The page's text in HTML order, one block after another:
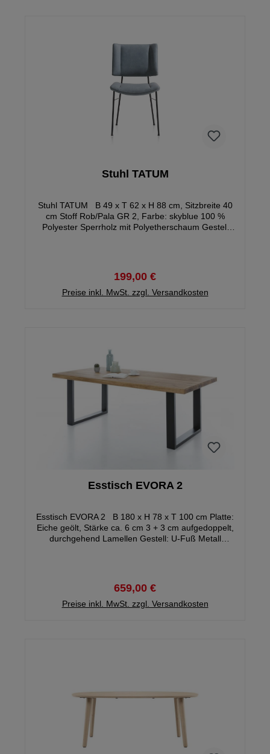
Stuhl TATUM
Stuhl TATUM B 49 x T 62 x H 88 cm, Sitzbreite 40
cm Stoff Rob/Pala GR 2, Farbe: skyblue 100 %
Polyester Sperrholz mit Polyetherschaum Gestell
199,00 €
Preise inkl. MwSt. zzgl. Versandkosten
Esstisch EVORA 2
Esstisch EVORA 2 B 180 x H 78 x T 100 cm Platte:
Eiche geölt, Stärke ca. 6 cm 3 + 3 cm aufgedoppelt,
durchgehend Lamellen Gestell: U-Fuß Metall
659,00 €
Preise inkl. MwSt. zzgl. Versandkosten